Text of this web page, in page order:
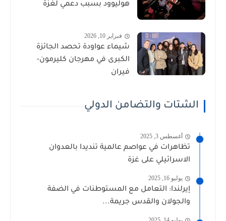
هوليوود بسبب دعمي لغزة
فبراير 10, 2026
شيماء عواودة تحصد الجائزة
الكبرى في مهرجان كليرمون-
فيران
الشتات والتضامن الدولي
أغسطس 3, 2025
تظاهرات في عواصم عالمية تنديدا بالعدوان
الاسرائيلي على غزة
يوليو 16, 2025
إيرلندا: التعامل مع المستوطنات في الضفة
والجولان والقدس جريمة...